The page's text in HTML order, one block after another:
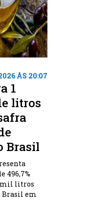
ÀS 20:07
1
litros
Brasil
496,7%
mil litros
Brasil em